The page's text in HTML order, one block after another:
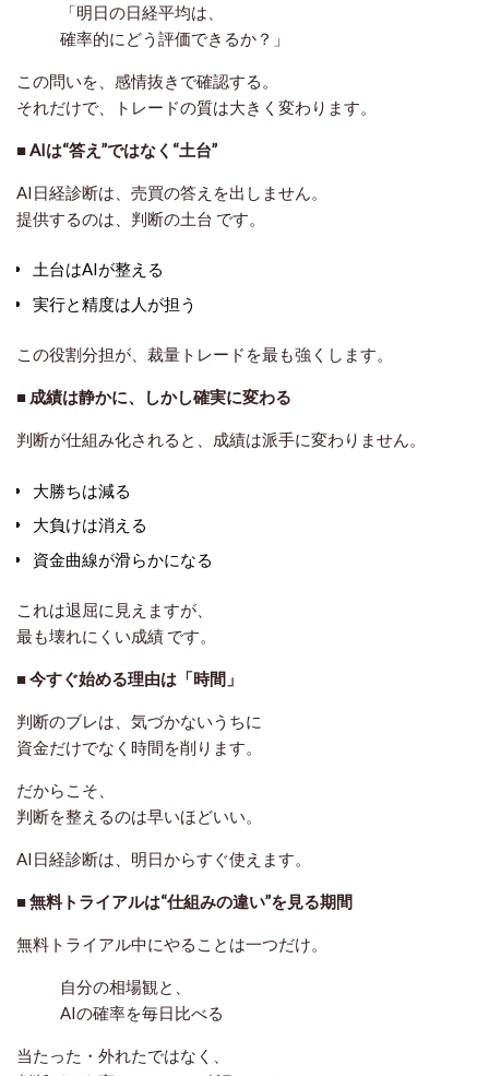
「明日の日経平均は、
確率的にどう評価できるか？」
この問いを、感情抜きで確認する。
それだけで、トレードの質は大きく変わります。
■ AIは“答え”ではなく“土台”
AI日経診断は、売買の答えを出しません。
提供するのは、 判断の土台 です。
土台はAIが整える
実行と精度は人が担う
この役割分担が、裁量トレードを最も強くします。
■ 成績は静かに、しかし確実に変わる
判断が仕組み化されると、成績は派手に変わりません。
大勝ちは減る
大負けは消える
資金曲線が滑らかになる
これは退屈に見えますが、
最も壊れにくい成績 です。
■ 今すぐ始める理由は「時間」
判断のブレは、気づかないうちに
資金だけでなく 時間を削ります。
だからこそ、
判断を整えるのは早いほどいい。
AI日経診断は、明日からすぐ使えます。
■ 無料トライアルは“仕組みの違い”を見る期間
無料トライアル中にやることは一つだけ。
自分の相場観と、
AIの確率を毎日比べる
当たった・外れたではなく、